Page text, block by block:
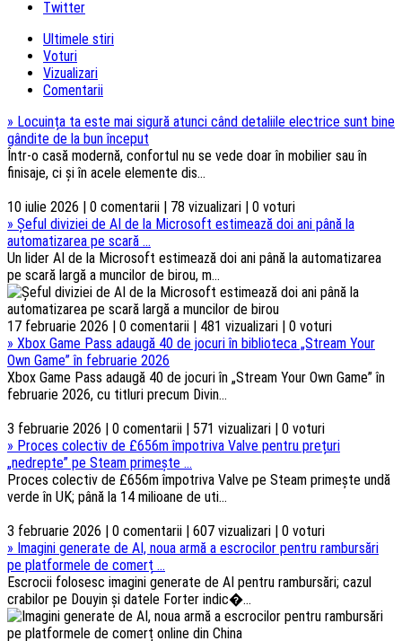
Twitter
Ultimele stiri
Voturi
Vizualizari
Comentarii
» Locuința ta este mai sigură atunci când detaliile electrice sunt bine
gândite de la bun început
Într-o casă modernă, confortul nu se vede doar în mobilier sau în
finisaje, ci și în acele elemente dis...
10 iulie 2026 | 0 comentarii | 78 vizualizari | 0 voturi
» Șeful diviziei de AI de la Microsoft estimează doi ani până la
automatizarea pe scară ...
Un lider AI de la Microsoft estimează doi ani până la automatizarea
pe scară largă a muncilor de birou, m...
17 februarie 2026 | 0 comentarii | 481 vizualizari | 0 voturi
» Xbox Game Pass adaugă 40 de jocuri în biblioteca „Stream Your
Own Game” în februarie 2026
Xbox Game Pass adaugă 40 de jocuri în „Stream Your Own Game” în
februarie 2026, cu titluri precum Divin...
3 februarie 2026 | 0 comentarii | 571 vizualizari | 0 voturi
» Proces colectiv de £656m împotriva Valve pentru prețuri
„nedrepte” pe Steam primește ...
Proces colectiv de £656m împotriva Valve pe Steam primește undă
verde în UK; până la 14 milioane de uti...
3 februarie 2026 | 0 comentarii | 607 vizualizari | 0 voturi
» Imagini generate de AI, noua armă a escrocilor pentru rambursări
pe platformele de comerț ...
Escrocii folosesc imagini generate de AI pentru rambursări; cazul
crabilor pe Douyin și datele Forter indic�...